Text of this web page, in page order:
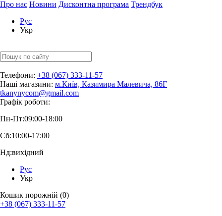
Про нас Новини Дисконтна програма Трендбук
Рус
Укр
Телефони: +38 (067) 333-11-57
Наші магазини: м.Київ, Казимира Малевича, 86Г
tkanynycom@gmail.com
Графік роботи:
Пн-Пт:09:00-18:00
Сб:10:00-17:00
Нд:вихідний
Рус
Укр
Кошик порожній (0)
+38 (067) 333-11-57